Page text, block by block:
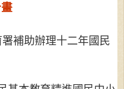
補助辦理十二年國民